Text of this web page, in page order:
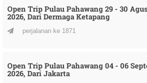
Open Trip Pulau Pahawang 29 - 30
2026, Dari Dermaga Ketapang
perjalanan ke 1871
Open Trip Pulau Pahawang 04 - 06
2026, Dari Jakarta